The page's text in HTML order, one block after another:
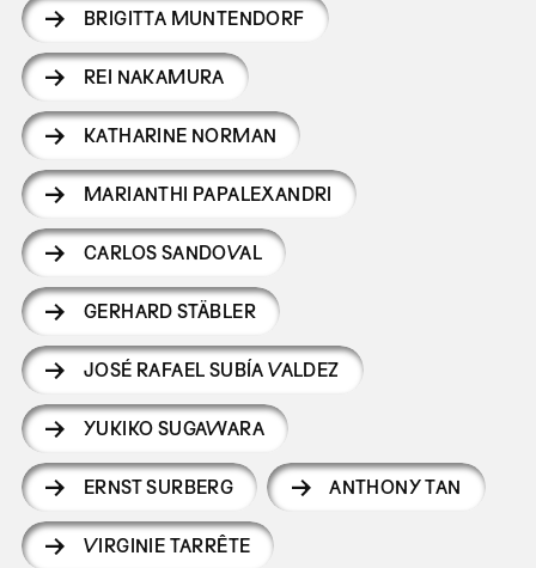
BRIGITTA MUNTENDORF
REI NAKAMURA
KATHARINE NORMAN
MARIANTHI PAPALEXANDRI
CARLOS SANDOVAL
GERHARD STÄBLER
JOSÉ RAFAEL SUBÍA VALDEZ
YUKIKO SUGAWARA
ERNST SURBERG ANTHONY TAN
VIRGINIE TARRÊTE